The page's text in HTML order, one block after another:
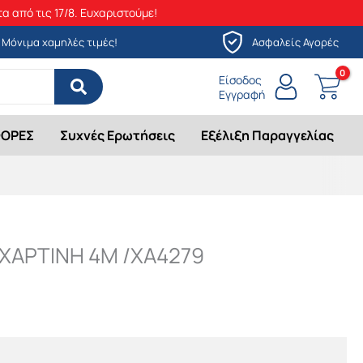
από τις 17/8. Ευχαριστούμε!
Μόνιμα χαμηλές τιμές! Ασφαλείς Αγορές
Είσοδος
Εγγραφή
Συχνές Ερωτήσεις Εξέλιξη Παραγγελίας
4Μ /ΧΑ4279